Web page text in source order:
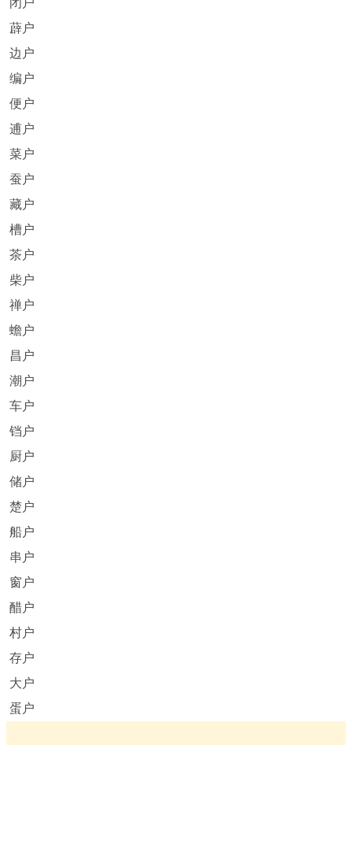
闭户
薜户
边户
编户
便户
逋户
菜户
蚕户
藏户
槽户
茶户
柴户
禅户
蟾户
昌户
潮户
车户
铛户
厨户
储户
楚户
船户
串户
窗户
醋户
村户
存户
大户
蛋户